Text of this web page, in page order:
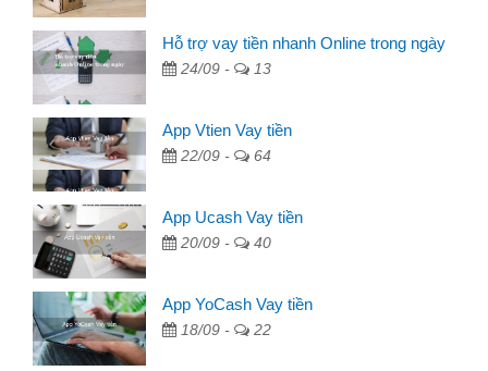
Hỗ trợ vay tiền nhanh Online trong ngày
24/09 - 13
App Vtien Vay tiền
22/09 - 64
App Ucash Vay tiền
20/09 - 40
App YoCash Vay tiền
18/09 - 22